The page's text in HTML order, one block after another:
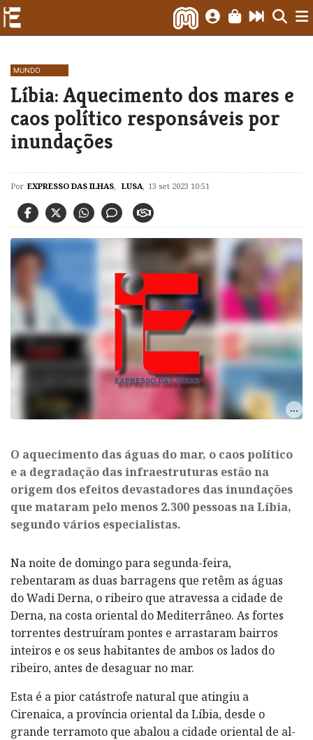
MUNDO
Líbia: Aquecimento dos mares e
caos político responsáveis por
inundações
Por EXPRESSO DAS ILHAS, LUSA, 13 set 2023 10:51
O aquecimento das águas do mar, o caos político
e a degradação das infraestruturas estão na
origem dos efeitos devastadores das inundações
que mataram pelo menos 2.300 pessoas na Líbia,
segundo vários especialistas.
Na noite de domingo para segunda-feira,
rebentaram as duas barragens que retêm as águas
do Wadi Derna, o ribeiro que atravessa a cidade de
Derna, na costa oriental do Mediterrâneo. As fortes
torrentes destruíram pontes e arrastaram bairros
inteiros e os seus habitantes de ambos os lados do
ribeiro, antes de desaguar no mar.
Esta é a pior catástrofe natural que atingiu a
Cirenaica, a província oriental da Líbia, desde o
grande terramoto que abalou a cidade oriental de al-